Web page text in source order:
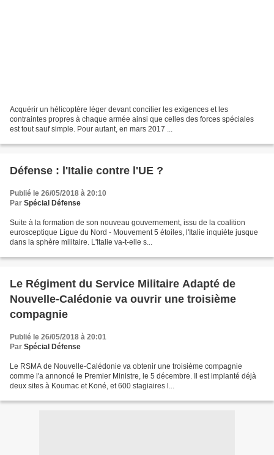
Acquérir un hélicoptère léger devant concilier les exigences et les
contraintes propres à chaque armée ainsi que celles des forces spéciales
est tout sauf simple. Pour autant, en mars 2017 ...
Défense : l'Italie contre l'UE ?
Publié le 26/05/2018 à 20:10
Par Spécial Défense
Suite à la formation de son nouveau gouvernement, issu de la coalition
eurosceptique Ligue du Nord - Mouvement 5 étoiles, l'Italie inquiète jusque
dans la sphère militaire. L'Italie va-t-elle s...
Le Régiment du Service Militaire Adapté de
Nouvelle-Calédonie va ouvrir une troisième
compagnie
Publié le 26/05/2018 à 20:01
Par Spécial Défense
Le RSMA de Nouvelle-Calédonie va obtenir une troisième compagnie
comme l'a annoncé le Premier Ministre, le 5 décembre. Il est implanté déjà
deux sites à Koumac et Koné, et 600 stagiaires l...